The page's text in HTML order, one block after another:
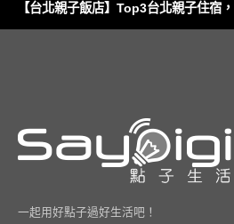
【台北親子飯店】Top3台北親子住宿
一起用好點子過好生活吧！